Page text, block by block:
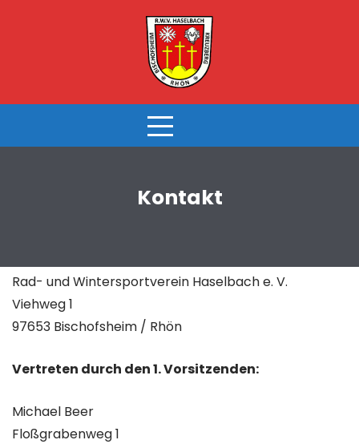
Kontakt
Rad- und Wintersportverein Haselbach e. V.
Viehweg 1
97653 Bischofsheim / Rhön
Vertreten durch den 1. Vorsitzenden:
Michael Beer
Floßgrabenweg 1